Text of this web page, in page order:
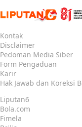
Kontak
Disclaimer
Pedoman Media Siber
Form Pengaduan
Karir
Hak Jawab dan Koreksi
Liputan6
Bola.com
Fimela